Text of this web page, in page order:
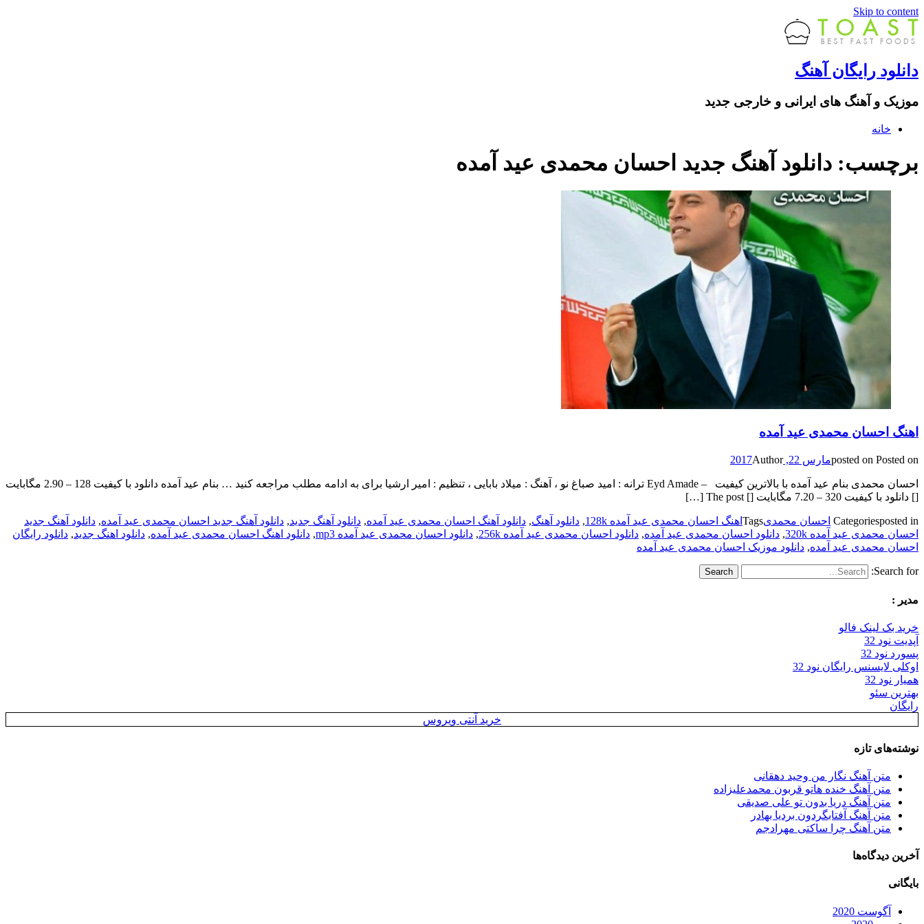
Skip to content
دانلود رایگان آهنگ
موزیک و آهنگ های ایرانی و خارجی جدید
خانه
برچسب: دانلود آهنگ جدید احسان محمدی عید آمده
اهنگ احسان محمدی عید آمده
posted on Posted on مارس 22, 2017 Author
احسان محمدی بنام عید آمده با بالاترین کیفیت – Eyd Amade ترانه : امید صباغ نو ، آهنگ : میلاد بابایی ، تنظیم : امیر ارشیا برای به ادامه مطلب مراجعه کنید … بنام عید آمده دانلود با کیفیت 128 – 2.90 مگابایت
[] دانلود با کیفیت 320 – 7.20 مگابایت [] The post […]
Categoriesposted in احسان محمدیTags اهنگ احسان محمدی عید آمده 128k , دانلود آهنگ, دانلود آهنگ احسان محمدی عید آمده, دانلود آهنگ جدید, دانلود آهنگ جدید احسان محمدی عید آمده, دانلود آهنگ جدید
احسان محمدی عید آمده 320k
, دانلود احسان محمدی عید آمده, دانلود احسان محمدی عید آمده 256k , دانلود احسان محمدی عید آمده mp3 , دانلود اهنگ احسان محمدی عید آمده, دانلود اهنگ جدید, دانلود رایگان
احسان محمدی عید آمده, دانلود موزیک احسان محمدی عید آمده
Search for:
مدیر :
خرید بک لینک فالو
آپدیت نود 32
پسورد نود 32
اوکلی لایسنس رایگان نود 32
همیار نود 32
بهترین سئو
رایگان
خرید آنتی ویروس
نوشته‌های تازه
متن آهنگ نگار من وحید دهقانی
متن آهنگ خنده هاتو قربون محمدعلیزاده
متن آهنگ دریا بدون تو علی صدیقی
متن آهنگ آفتابگردون بردیا بهادر
متن آهنگ چرا ساکتی مهرادجم
آخرین دیدگاه‌ها
بایگانی
آگوست 2020